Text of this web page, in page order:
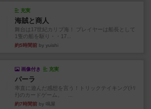
充実
海賊と商人
舞台は17世紀カリブ海！ プレイヤーは船長として
1隻の船を駆り・・17...
約5時間前 by yuishi
画像付き 充実
パーラ
率直に遊んだ感想を言う！トリックテイキング(ﾄﾘ
ﾃ)のカードゲーム。 ...
約7時間前 by 鳴屋